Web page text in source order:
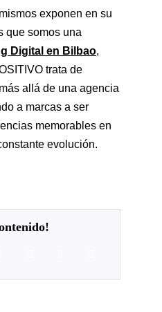
exponen en su
que somos una
Digital en Bilbao,
trata de
allá de una agencia
a marcas a ser
memorables en
evolución.